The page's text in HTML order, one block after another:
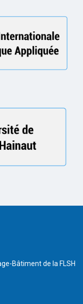
Bâtiment de la FLSH